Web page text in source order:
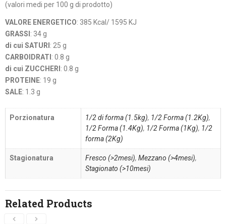
(valori medi per 100 g di prodotto)
VALORE ENERGETICO: 385 Kcal/ 1595 KJ
GRASSI : 34 g
di cui SATURI : 25 g
CARBOIDRATI : 0.8 g
di cui ZUCCHERI : 0.8 g
PROTEINE: 19 g
SALE: 1.3 g
Porzionatura 1/2 di forma (1.5kg), 1/2 Forma (1.2Kg),
1/2 Forma (1.4Kg), 1/2 Forma (1Kg), 1/2
forma (2Kg)
Stagionatura Fresco (>2mesi), Mezzano (>4mesi),
Stagionato (>10mesi)
Related Products